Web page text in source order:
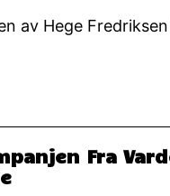
av Hege
Fra